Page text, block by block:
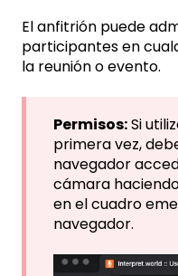
El anfitrión puede
participantes en
la reunión o evento.
Permisos:Si
primera vez,
navegador
cámara
en el cuadro
navegador.